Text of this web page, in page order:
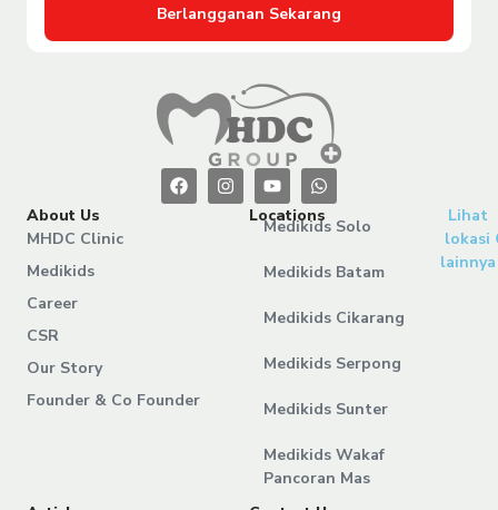
Berlangganan Sekarang
About Us
MHDC Clinic
Medikids
Career
CSR
Our Story
Founder & Co Founder
Locations
Medikids Solo
Medikids Batam
Medikids Cikarang
Medikids Serpong
Medikids Sunter
Medikids Wakaf
Pancoran Mas
Lihat
lokasi
lainnya